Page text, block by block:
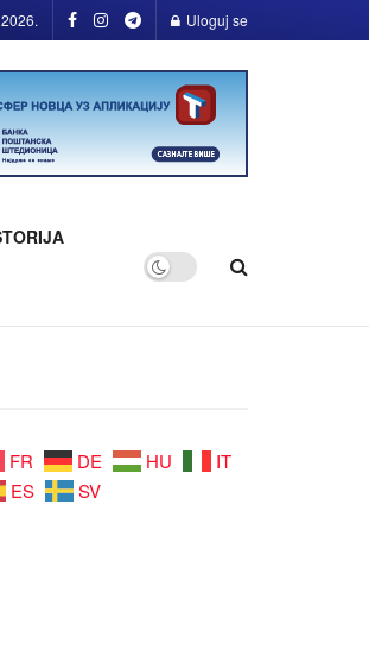
Uloguj se
FR DE HU
IT
ES SV